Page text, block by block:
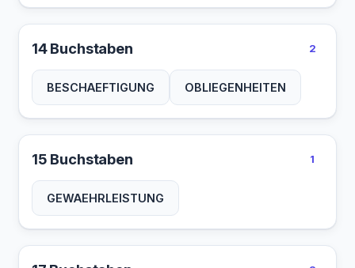
14 Buchstaben 2
BESCHAEFTIGUNG OBLIEGENHEITEN
15 Buchstaben 1
GEWAEHRLEISTUNG